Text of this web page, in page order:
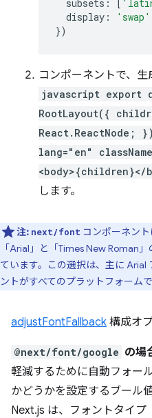
subsets : [
display : 'swap'
})
コンポーネントで、
javascript export
RootLayout({
lang="en"
します。
注: next/font コンポーネン
「Arial」と「Times New Roman
ています。この選択は、主に Arial
ントがすべてのプラットフォーム
adjustFontFallback 構成オ
@next/font/google の場
軽減するために自動フォー
かどうかを設定するブール
Next.js は、フォントタイプ